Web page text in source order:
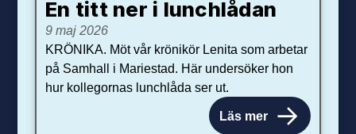
En titt ner i lunchlådan
9 maj 2026
KRÖNIKA. Möt vår krönikör Lenita som arbetar
på Samhall i Mariestad. Här undersöker hon
hur kollegornas lunchlåda ser ut.
Läs mer